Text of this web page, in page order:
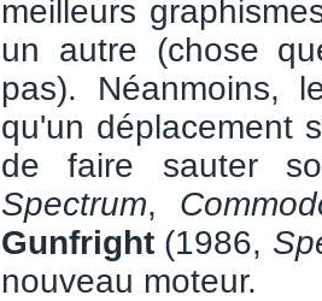
meilleurs
un autre (chose
pas). Néanmoins,
qu'un déplacement
de faire sauter
Spectrum,
Gunfright (1986,
nouveau moteur.